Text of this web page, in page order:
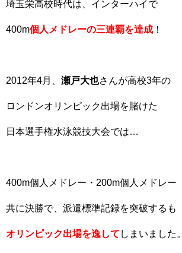
埼玉栄高校時代は、インターハイで
400m個人メドレーの三連覇を達成 ！
2012年4月、 瀬戸大也さんが高校3年の
ロンドンオリンピック出場を賭けた
日本選手権水泳競技大会では…
400m個人メドレー・200m個人メドレー
共に決勝で、派遣標準記録を突破するも
オリンピック出場を逸して しまいました。